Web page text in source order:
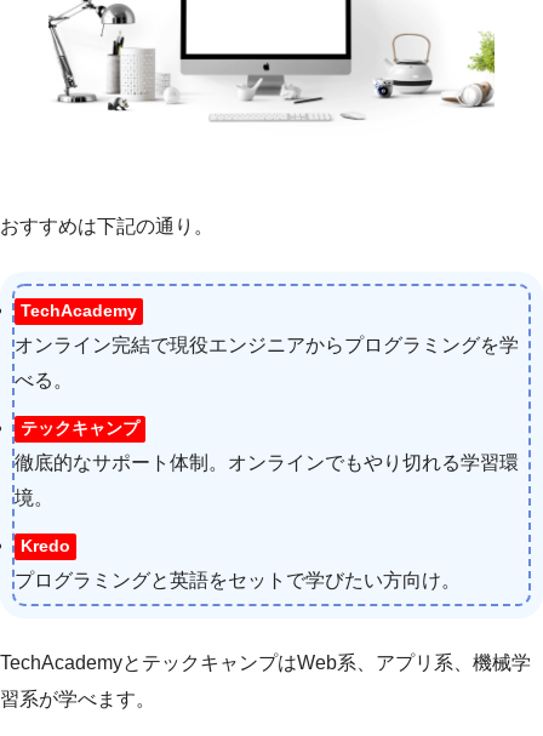
おすすめは下記の通り。
TechAcademy
オンライン完結で現役エンジニアからプログラミングを学
べる。
テックキャンプ
徹底的なサポート体制。オンラインでもやり切れる学習環
境。
Kredo
プログラミングと英語をセットで学びたい方向け。
TechAcademyとテックキャンプはWeb系、アプリ系、機械学
習系が学べます。